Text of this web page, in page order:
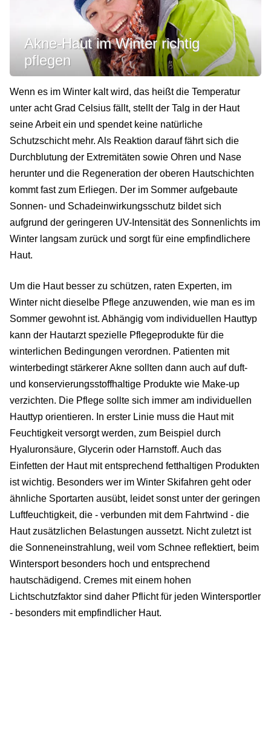
Akne-Haut im Winter richtig
pflegen
Wenn es im Winter kalt wird, das heißt die Temperatur
unter acht Grad Celsius fällt, stellt der Talg in der Haut
seine Arbeit ein und spendet keine natürliche
Schutzschicht mehr. Als Reaktion darauf fährt sich die
Durchblutung der Extremitäten sowie Ohren und Nase
herunter und die Regeneration der oberen Hautschichten
kommt fast zum Erliegen. Der im Sommer aufgebaute
Sonnen- und Schadeinwirkungsschutz bildet sich
aufgrund der geringeren UV-Intensität des Sonnenlichts im
Winter langsam zurück und sorgt für eine empfindlichere
Haut.
Um die Haut besser zu schützen, raten Experten, im
Winter nicht dieselbe Pflege anzuwenden, wie man es im
Sommer gewohnt ist. Abhängig vom individuellen Hauttyp
kann der Hautarzt spezielle Pflegeprodukte für die
winterlichen Bedingungen verordnen. Patienten mit
winterbedingt stärkerer Akne sollten dann auch auf duft-
und konservierungsstoffhaltige Produkte wie Make-up
verzichten. Die Pflege sollte sich immer am individuellen
Hauttyp orientieren. In erster Linie muss die Haut mit
Feuchtigkeit versorgt werden, zum Beispiel durch
Hyaluronsäure, Glycerin oder Harnstoff. Auch das
Einfetten der Haut mit entsprechend fetthaltigen Produkten
ist wichtig. Besonders wer im Winter Skifahren geht oder
ähnliche Sportarten ausübt, leidet sonst unter der geringen
Luftfeuchtigkeit, die - verbunden mit dem Fahrtwind - die
Haut zusätzlichen Belastungen aussetzt. Nicht zuletzt ist
die Sonneneinstrahlung, weil vom Schnee reflektiert, beim
Wintersport besonders hoch und entsprechend
hautschädigend. Cremes mit einem hohen
Lichtschutzfaktor sind daher Pflicht für jeden Wintersportler
- besonders mit empfindlicher Haut.